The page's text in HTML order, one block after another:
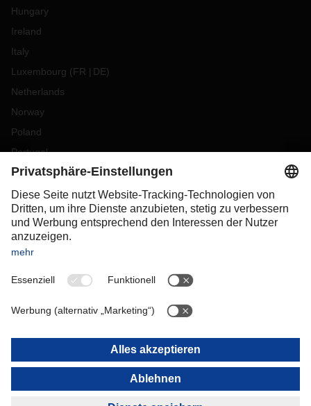
Hungary
Ireland
Italy
Luxembourg (FR DE)
Netherlands
Norway
Poland
Portugal
Romania
Slovakia
Spain
Sweden
Switzerland
OCEANIA